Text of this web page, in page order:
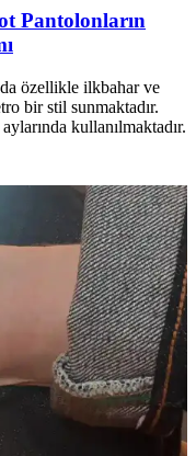
Pantolonların
özellikle ilkbahar ve
bir stil sunmaktadır.
kullanılmaktadır.